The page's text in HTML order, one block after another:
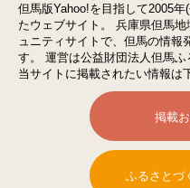
但馬版Yahoo!を目指して2005
たウェブサイト。
兵庫県但馬地
ュニティサイトで、 但馬の情報
す。
運営は公益財団法人但馬ふ
当サイトに掲載されたい情報は
掲載
ふるさとづ